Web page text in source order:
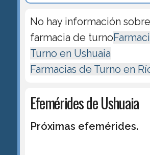
No hay información
farmacia de turno
Turno en Ushuaia
Farmacias de Turno en
Efemérides de Ushuaia
Próximas efemérides.